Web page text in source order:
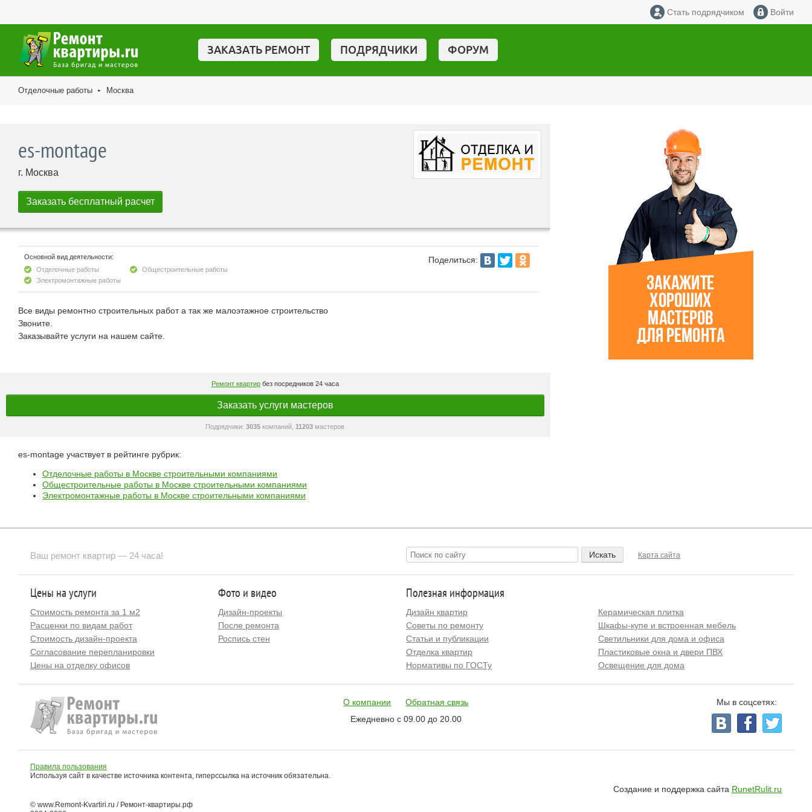
Стать подрядчиком Войти
ЗАКАЗАТЬ РЕМОНТ ПОДРЯДЧИКИ ФОРУМ
Отделочные работы ► Москва
es-montage
г. Москва
Основной вид деятельности:
Отделочные работы
Общестроительные работы
Электромонтажные работы
Поделиться:
Все виды ремонтно строительных работ а так же малоэтажное строительство
Звоните.
Заказывайте услуги на нашем сайте.
Ремонт квартирбез посредников 24 часа
Заказать услуги мастеров
Подрядчики:3035 компаний, 11203 мастеров
es-montage участвует в рейтинге рубрик:
Отделочные работы в Москве строительными компаниями
Общестроительные работы в Москве строительными компаниями
Электромонтажные работы в Москве строительными компаниями
Ваш ремонт квартир — 24 часа! Карта сайта
Цены на услуги
Стоимость ремонта за 1 м2
Расценки по видам работ
Стоимость дизайн-проекта
Согласование перепланировки
Цены на отделку офисов
Фото и видео
Дизайн-проекты
После ремонта
Роспись стен
Полезная информация
Дизайн квартир
Советы по ремонту
Статьи и публикации
Отделка квартир
Нормативы по ГОСТу
Керамическая плитка
Шкафы-купе и встроенная мебель
Светильники для дома и офиса
Пластиковые окна и двери ПВХ
Освещение для дома
О компании
Обратная связь
Ежедневно с 09.00 до 20.00
Мы в соцсетях:
Правила пользования
Используя сайт в качестве источника контента, гиперссылка на источник обязательна.
Создание и поддержка сайта RunetRulit.ru
© www.Remont-Kvartiri.ru / Ремонт-квартиры.рф